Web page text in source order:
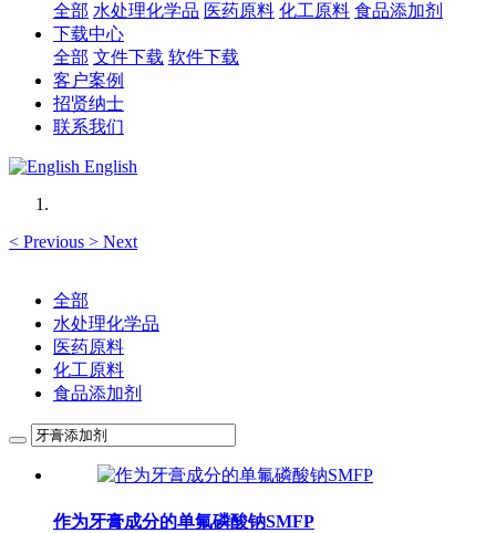
全部 水处理化学品 医药原料 化工原料 食品添加剂
下载中心
全部 文件下载 软件下载
客户案例
招贤纳士
联系我们
English
< Previous > Next
全部
水处理化学品
医药原料
化工原料
食品添加剂
作为牙膏成分的单氟磷酸钠SMFP